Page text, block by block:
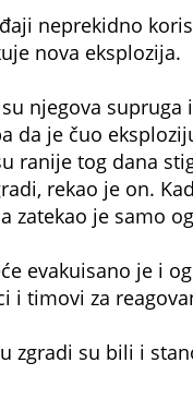
neprekidno
nova eksplozija.
njegova supruga
da je čuo
ranije tog dana
rekao je on.
zatekao je samo
evakuisano je i
i timovi za
zgradi su bili i